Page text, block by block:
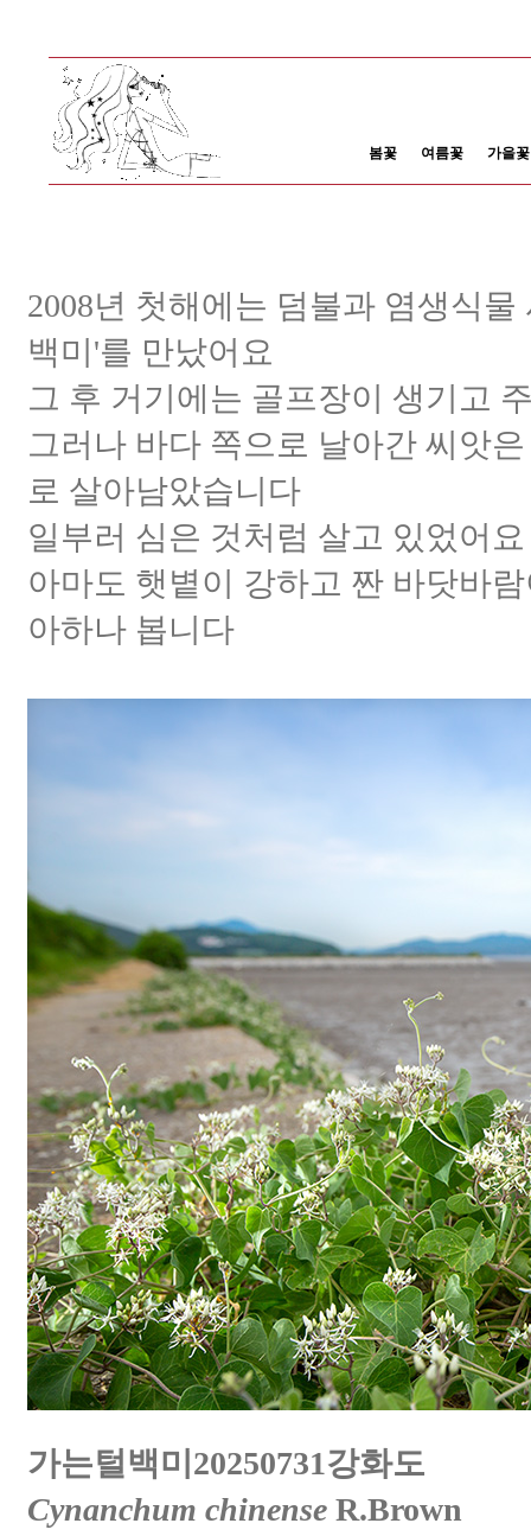
봄꽃 여름꽃 가을꽃
2008년 첫해에는 덤불과 염생식
백미'를 만났어요
그 후 거기에는 골프장이 생기고
그러나 바다 쪽으로 날아간 씨앗
로 살아남았습니다
일부러 심은 것처럼 살고 있었어요
아마도 햇볕이 강하고 짠 바닷바
아하나 봅니다
가는털백미20250731강화도
Cynanchum chinense R.Brown